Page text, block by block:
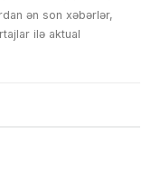
ən son xəbərlər,
ilə aktual